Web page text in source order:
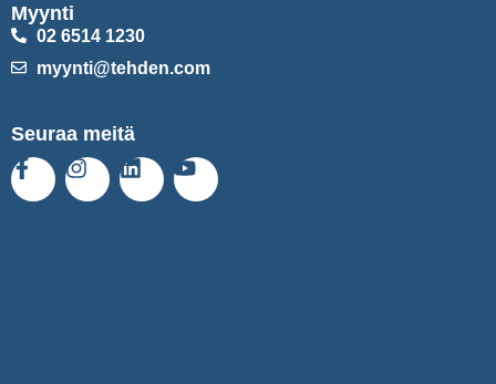
Myynti
02 6514 1230
myynti@tehden.com
Seuraa meitä